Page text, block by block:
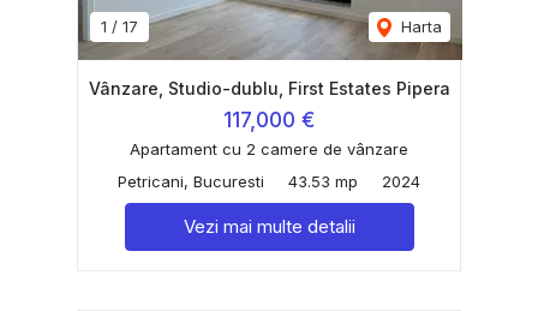
1 / 17 Harta
Vânzare, Studio-dublu, First Estates Pipera
117,000 €
Apartament cu 2 camere de vânzare
Petricani, Bucuresti
43.53 mp 2024
Vezi mai multe detalii